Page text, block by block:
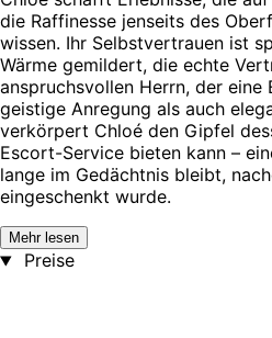
die Raffinesse jenseits des
wissen. Ihr Selbstvertrauen ist
Wärme gemildert, die echte
anspruchsvollen Herrn, der
geistige Anregung als auch
verkörpert Chloé den Gipfel
Escort-Service bieten kann –
lange im Gedächtnis bleibt,
eingeschenkt wurde.
Mehr lesen
Preise